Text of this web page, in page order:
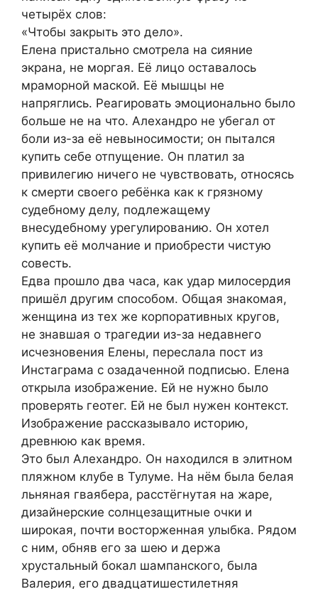
четырёх слов:
«Чтобы закрыть это дело».
Елена пристально смотрела на сияние
экрана, не моргая. Её лицо оставалось
мраморной маской. Её мышцы не
напряглись. Реагировать эмоционально было
больше не на что. Алехандро не убегал от
боли из-за её невыносимости; он пытался
купить себе отпущение. Он платил за
привилегию ничего не чувствовать, относясь
к смерти своего ребёнка как к грязному
судебному делу, подлежащему
внесудебному урегулированию. Он хотел
купить её молчание и приобрести чистую
совесть.
Едва прошло два часа, как удар милосердия
пришёл другим способом. Общая знакомая,
женщина из тех же корпоративных кругов,
не знавшая о трагедии из-за недавнего
исчезновения Елены, переслала пост из
Инстаграма с озадаченной подписью. Елена
открыла изображение. Ей не нужно было
проверять геотег. Ей не был нужен контекст.
Изображение рассказывало историю,
древнюю как время.
Это был Алехандро. Он находился в элитном
пляжном клубе в Тулуме. На нём была белая
льняная гваябера, расстёгнутая на жаре,
дизайнерские солнцезащитные очки и
широкая, почти восторженная улыбка. Рядом
с ним, обняв его за шею и держа
хрустальный бокал шампанского, была
Валерия, его двадцатишестилетняя